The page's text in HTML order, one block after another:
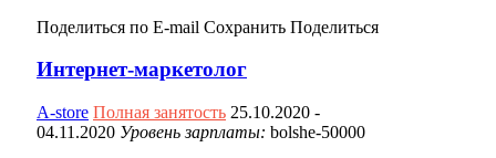
Поделиться по E-mail Сохранить Поделиться
Интернет-маркетолог
A-store Полная занятость 25.10.2020 -
04.11.2020 Уровень зарплаты: bolshe-50000